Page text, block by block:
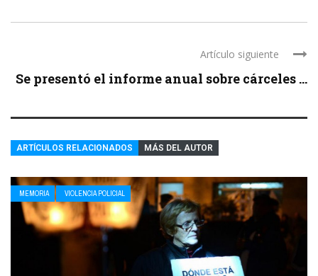
Artículo siguiente
Se presentó el informe anual sobre cárceles ...
ARTÍCULOS RELACIONADOS MÁS DEL AUTOR
MEMORIA VIOLENCIA POLICIAL